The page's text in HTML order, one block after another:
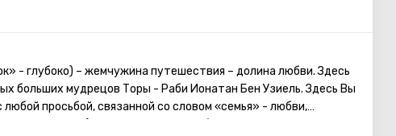
- глубоко) – жемчужина путешествия – долина любви. Здесь
больших мудрецов Торы - Раби Ионатан Бен Узиель. Здесь Вы
просьбой, связанной со словом «семья» - любви,
кто одинок). Просить семейного благополучия, детей – тем,